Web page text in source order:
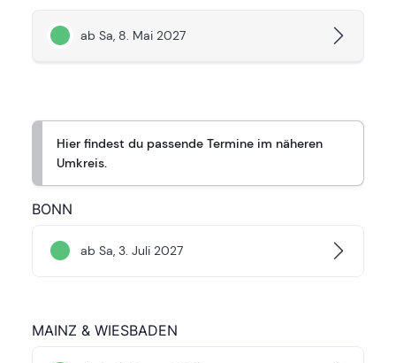
ab Sa, 8. Mai 2027
Hier findest du passende Termine im näheren
Umkreis.
BONN
ab Sa, 3. Juli 2027
MAINZ & WIESBADEN